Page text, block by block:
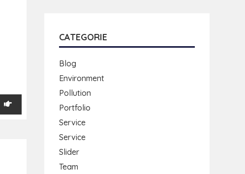
CATEGORIE
Blog
Environment
Pollution
Portfolio
Service
Service
Slider
Team